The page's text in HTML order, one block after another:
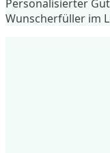
Personalisierter
Wunscherfüller im